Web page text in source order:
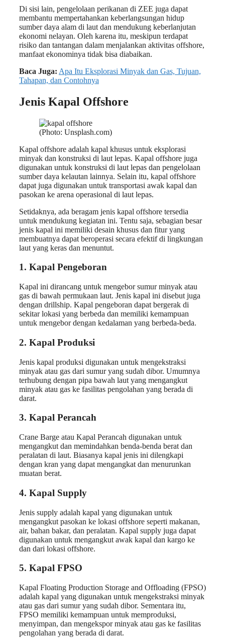
Di sisi lain, pengelolaan perikanan di ZEE juga dapat
membantu mempertahankan keberlangsungan hidup
sumber daya alam di laut dan mendukung keberlanjutan
ekonomi nelayan. Oleh karena itu, meskipun terdapat
risiko dan tantangan dalam menjalankan aktivitas offshore,
manfaat ekonominya tidak bisa diabaikan.
Baca Juga: Apa Itu Eksplorasi Minyak dan Gas, Tujuan,
Tahapan, dan Contohnya
Jenis Kapal Offshore
(Photo: Unsplash.com)
Kapal offshore adalah kapal khusus untuk eksplorasi
minyak dan konstruksi di laut lepas. Kapal offshore juga
digunakan untuk konstruksi di laut lepas dan pengelolaan
sumber daya kelautan lainnya. Selain itu, kapal offshore
dapat juga digunakan untuk transportasi awak kapal dan
pasokan ke arena operasional di laut lepas.
Setidaknya, ada beragam jenis kapal offshore tersedia
untuk mendukung kegiatan ini. Tentu saja, sebagian besar
jenis kapal ini memiliki desain khusus dan fitur yang
membuatnya dapat beroperasi secara efektif di lingkungan
laut yang keras dan menuntut.
1. Kapal Pengeboran
Kapal ini dirancang untuk mengebor sumur minyak atau
gas di bawah permukaan laut. Jenis kapal ini disebut juga
dengan drillship. Kapal pengeboran dapat bergerak di
sekitar lokasi yang berbeda dan memiliki kemampuan
untuk mengebor dengan kedalaman yang berbeda-beda.
2. Kapal Produksi
Jenis kapal produksi digunakan untuk mengekstraksi
minyak atau gas dari sumur yang sudah dibor. Umumnya
terhubung dengan pipa bawah laut yang mengangkut
minyak atau gas ke fasilitas pengolahan yang berada di
darat.
3. Kapal Perancah
Crane Barge atau Kapal Perancah digunakan untuk
mengangkut dan memindahkan benda-benda berat dan
peralatan di laut. Biasanya kapal jenis ini dilengkapi
dengan kran yang dapat mengangkat dan menurunkan
muatan berat.
4. Kapal Supply
Jenis supply adalah kapal yang digunakan untuk
mengangkut pasokan ke lokasi offshore seperti makanan,
air, bahan bakar, dan peralatan. Kapal supply juga dapat
digunakan untuk mengangkut awak kapal dan kargo ke
dan dari lokasi offshore.
5. Kapal FPSO
Kapal Floating Production Storage and Offloading (FPSO)
adalah kapal yang digunakan untuk mengekstraksi minyak
atau gas dari sumur yang sudah dibor. Sementara itu,
FPSO memiliki kemampuan untuk memproduksi,
menyimpan, dan mengekspor minyak atau gas ke fasilitas
pengolahan yang berada di darat.